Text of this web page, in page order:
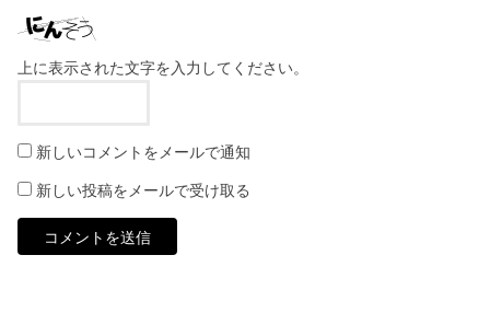
上に表示された文字を入力してください。
新しいコメントをメールで通知
新しい投稿をメールで受け取る